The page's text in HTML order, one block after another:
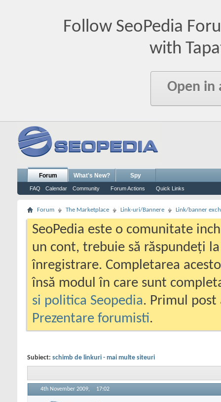
Follow SeoPedia
with
Open in
Forum
FAQ Calendar Community Forum Actions Quick Links
What's New? Spy
Forum The Marketplace Link-uri/Bannere Link/banner
SeoPedia este o comunitate
un cont, trebuie să răspundeți
înregistrare. Completarea
însă modul în care sunt
si politica Seopedia. Primul
Prezentare forumisti.
Subiect: schimb de linkuri - mai multe siteuri
4th November 2009, 17:02